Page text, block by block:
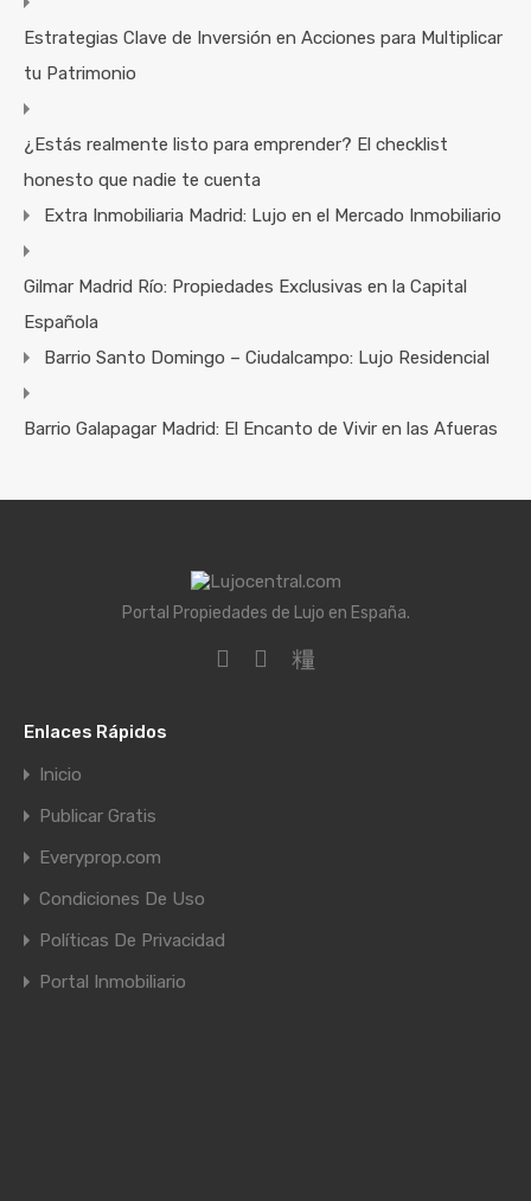
Estrategias Clave de Inversión en Acciones para Multiplicar
tu Patrimonio
¿Estás realmente listo para emprender? El checklist
honesto que nadie te cuenta
Extra Inmobiliaria Madrid: Lujo en el Mercado Inmobiliario
Gilmar Madrid Río: Propiedades Exclusivas en la Capital
Española
Barrio Santo Domingo – Ciudalcampo: Lujo Residencial
Barrio Galapagar Madrid: El Encanto de Vivir en las Afueras
Portal Propiedades de Lujo en España.
Enlaces Rápidos
Inicio
Publicar Gratis
Everyprop.com
Condiciones De Uso
Políticas De Privacidad
Portal Inmobiliario